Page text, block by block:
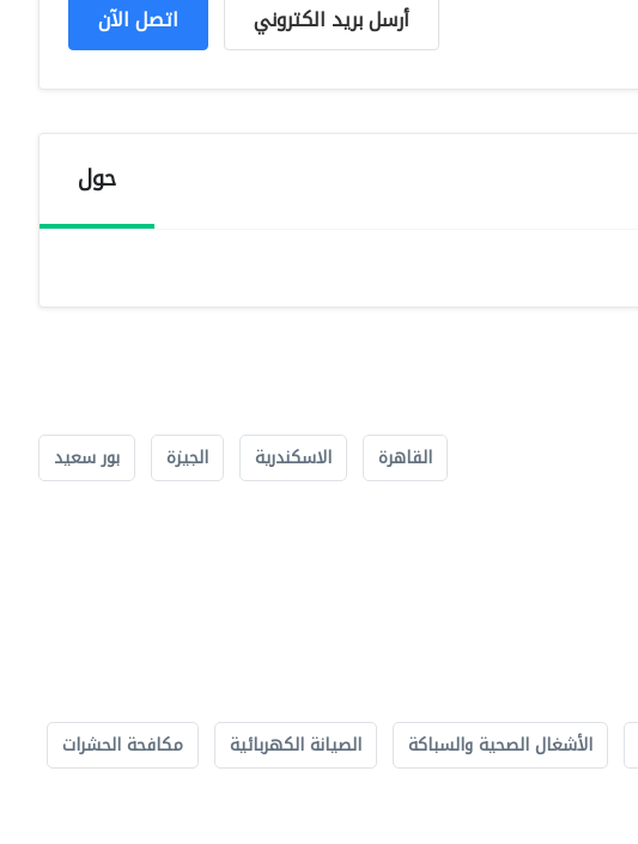
اتصل الآن أرسل بريد الكتروني
حول
القاهرة الاسكندرية الجيزة بور سعيد
الأشغال الصحية والسباكة الصيانة الكهربائية
مكافحة الحشرات